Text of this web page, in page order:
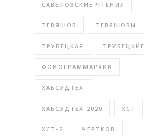
САВЁЛОВСКИЕ ЧТЕНИЯ
ТЕВЯШОВ ТЕВЯШОВЫ
ТРУБЕЦКАЯ ТРУБЕЦКИЕ
ФОНОГРАММАРХИВ
ХАБСУДТЕХ
ХАБСУДТЕХ 2020 ХСТ
ХСТ-2 ЧЕРТКОВ